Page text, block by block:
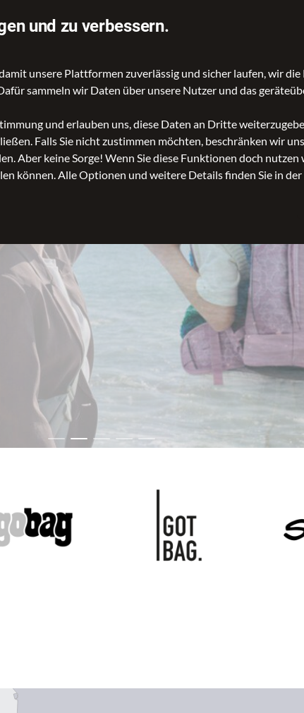
und zu verbessern.
unsere Plattformen zuverlässig und sicher laufen, wir
sammeln wir Daten über unsere Nutzer und das
und erlauben uns, diese Daten an Dritte
Falls Sie nicht zustimmen möchten, beschränken wir
Aber keine Sorge! Wenn Sie diese Funktionen doch nutzen
können. Alle Optionen und weitere Details finden Sie in der